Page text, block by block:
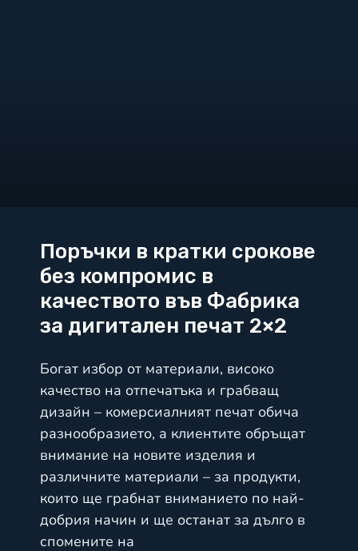
Поръчки в кратки срокове
без компромис в
качеството във Фабрика
за дигитален печат 2×2
Богат избор от материали, високо
качество на отпечатъка и грабващ
дизайн – комерсиалният печат обича
разнообразието, а клиентите обръщат
внимание на новите изделия и
различните материали – за продукти,
които ще грабнат вниманието по най-
добрия начин и ще останат за дълго в
спомените на